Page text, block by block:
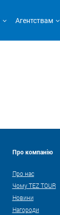
Агентствам
Про компанію
Про нас
Чому TEZ TOUR
Новини
Нагороди